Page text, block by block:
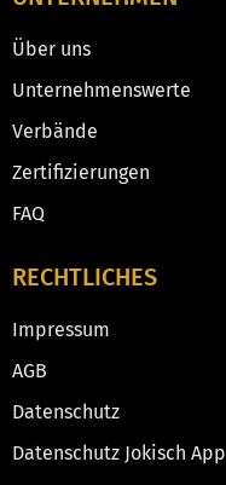
Über uns
Unternehmenswerte
Verbände
Zertifizierungen
FAQ
RECHTLICHES
Impressum
AGB
Datenschutz
Datenschutz Jokisch App